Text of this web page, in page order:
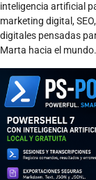
inteligencia artificial
marketing digital,
digitales pensadas
Marta hacia el mundo.